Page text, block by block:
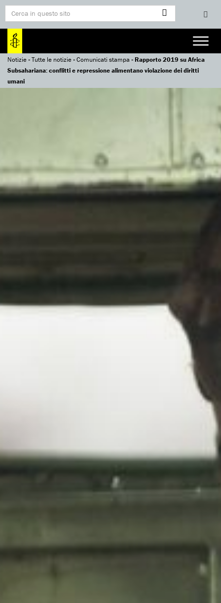
Notizie»Tutte le notizie»Comunicati stampa »Rapporto 2019 su Africa
Subsahariana: conflitti e repressione alimentano violazione dei diritti
umani